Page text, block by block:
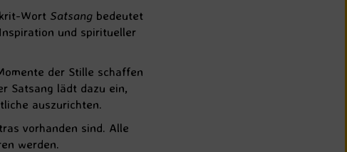
Wort Satsang bedeutet
und spiritueller
der Stille schaffen
Satsang lädt dazu ein,
auszurichten.
vorhanden sind. Alle
werden.